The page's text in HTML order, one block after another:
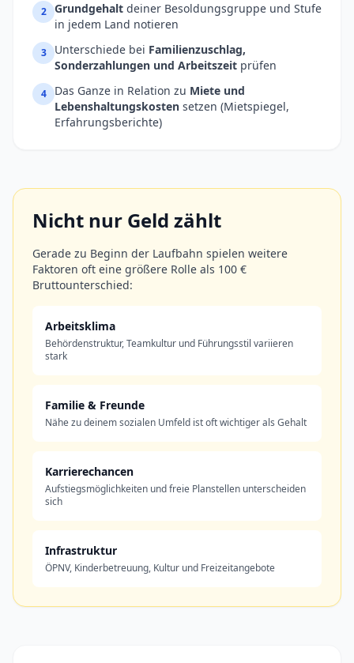
2 Grundgehalt deiner Besoldungsgruppe und Stufe
in jedem Land notieren
3 Unterschiede bei Familienzuschlag,
Sonderzahlungen und Arbeitszeit prüfen
4 Das Ganze in Relation zu Miete und
Lebenshaltungskosten setzen (Mietspiegel,
Erfahrungsberichte)
Nicht nur Geld zählt
Gerade zu Beginn der Laufbahn spielen weitere
Faktoren oft eine größere Rolle als 100 €
Bruttounterschied:
Arbeitsklima
Behördenstruktur, Teamkultur und Führungsstil variieren
stark
Familie & Freunde
Nähe zu deinem sozialen Umfeld ist oft wichtiger als Gehalt
Karrierechancen
Aufstiegsmöglichkeiten und freie Planstellen unterscheiden
sich
Infrastruktur
ÖPNV, Kinderbetreuung, Kultur und Freizeitangebote